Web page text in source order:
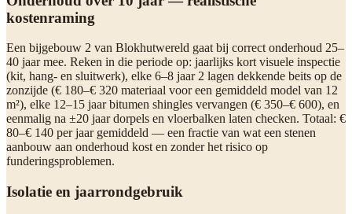
kostenraming
Een bijgebouw 2 van Blokhutwereld gaat bij correct onderhoud 25–
40 jaar mee. Reken in die periode op: jaarlijks kort visuele inspectie
(kit, hang- en sluitwerk), elke 6–8 jaar 2 lagen dekkende beits op de
zonzijde (€ 180–€ 320 materiaal voor een gemiddeld model van 12
m²), elke 12–15 jaar bitumen shingles vervangen (€ 350–€ 600), en
eenmalig na ±20 jaar dorpels en vloerbalken laten checken. Totaal: €
80–€ 140 per jaar gemiddeld — een fractie van wat een stenen
aanbouw aan onderhoud kost en zonder het risico op
funderingsproblemen.
Isolatie en jaarrondgebruik